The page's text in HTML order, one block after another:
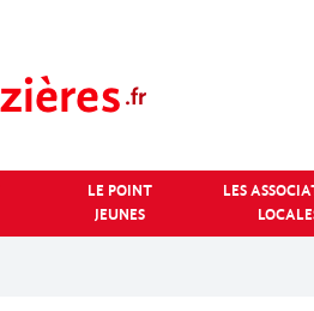
LE POINT
JEUNES
LES